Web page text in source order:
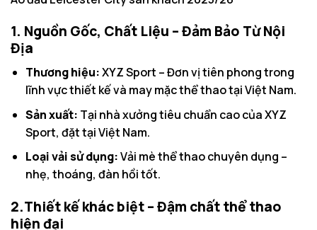
1. Nguồn Gốc, Chất Liệu – Đảm Bảo Từ Nội
Địa
Thương hiệu:XYZ Sport – Đơn vị tiên phong trong
lĩnh vực thiết kế và may mặc thể thao tại Việt Nam.
Sản xuất: Tại nhà xưởng tiêu chuẩn cao của XYZ
Sport, đặt tại Việt Nam.
Loại vải sử dụng:Vải mè thể thao chuyên dụng –
nhẹ, thoáng, đàn hồi tốt.
2.Thiết kế khác biệt – Đậm chất thể thao
hiện đại